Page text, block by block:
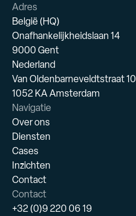
Adres
België (HQ)
Onafhankelijkheidslaan 14
9000 Gent
Nederland
Van Oldenbarneveldtstraat 10
1052 KA Amsterdam
Navigatie
Over ons
Diensten
Cases
Inzichten
Contact
Contact
+32 (0)9 220 06 19